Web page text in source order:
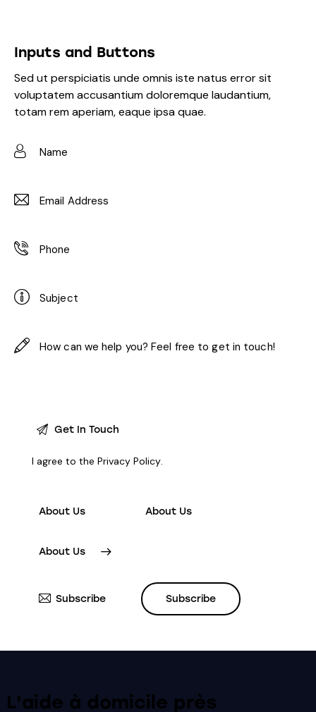
Inputs and Buttons
Sed ut perspiciatis unde omnis iste natus error sit
voluptatem accusantium doloremque laudantium,
totam rem aperiam, eaque ipsa quae.
I agree to thePrivacy Policy.
About Us About Us
About Us
Subscribe Subscribe
L'aide à domicile près